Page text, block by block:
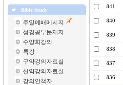
Bible Study
주일예배메시지
성경공부문제지
수양회강의
특강
구약강의자료실
신약강의자료실
강의안책자
841
840
839
838
837
836